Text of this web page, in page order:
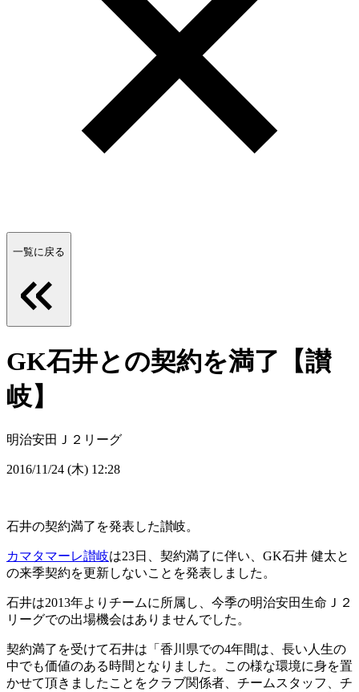
一覧に戻る
GK石井との契約を満了【讃
岐】
明治安田Ｊ２リーグ
2016/11/24 (木) 12:28
石井の契約満了を発表した讃岐。
カマタマーレ讃岐は23日、契約満了に伴い、GK石井 健太と
の来季契約を更新しないことを発表しました。
石井は2013年よりチームに所属し、今季の明治安田生命Ｊ２
リーグでの出場機会はありませんでした。
契約満了を受けて石井は「香川県での4年間は、長い人生の
中でも価値のある時間となりました。この様な環境に身を置
かせて頂きましたことをクラブ関係者、チームスタッフ、チ